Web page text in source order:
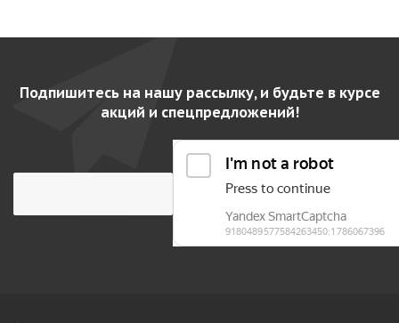
Подпишитесь на нашу рассылку, и будьте в курсе
акций и спецпредложений!